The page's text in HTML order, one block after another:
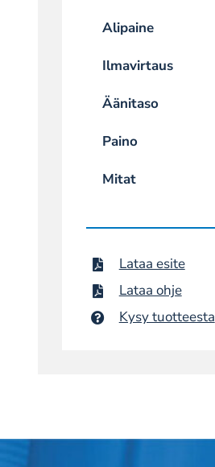
Alipaine
Ilmavirtaus
Äänitaso
Paino
Mitat
Lataa esite
Lataa ohje
Kysy tuotteesta